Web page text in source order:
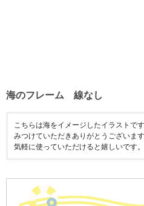
海のフレーム 線なし
こちらは海をイメージしたイラストで
みつけていただきありがとうございま
気軽に使っていただけると嬉しいです